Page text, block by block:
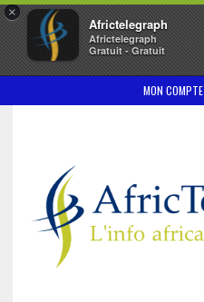
×
Africtelegraph
Africtelegraph
Gratuit - Gratuit
MON COMPTE